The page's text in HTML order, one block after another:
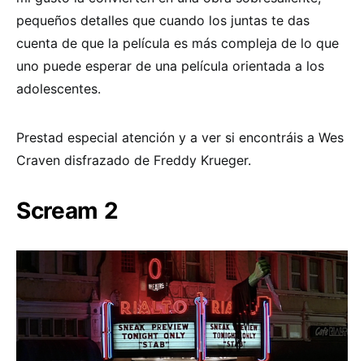
pequeños detalles que cuando los juntas te das
cuenta de que la película es más compleja de lo que
uno puede esperar de una película orientada a los
adolescentes.
Prestad especial atención y a ver si encontráis a Wes
Craven disfrazado de Freddy Krueger.
Scream 2